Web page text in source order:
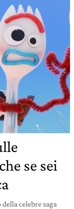
se sei
celebre saga